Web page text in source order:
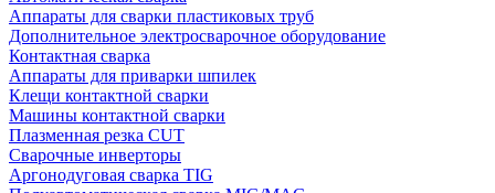
Аппараты для сварки пластиковых труб
Дополнительное электросварочное оборудование
Контактная сварка
Аппараты для приварки шпилек
Клещи контактной сварки
Машины контактной сварки
Плазменная резка CUT
Сварочные инверторы
Аргонодуговая сварка TIG